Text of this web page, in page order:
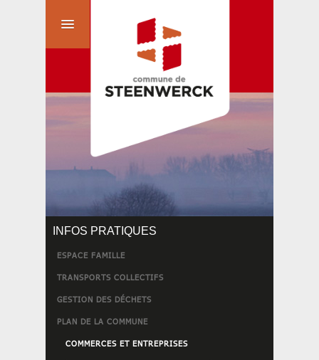
INFOS PRATIQUES
ESPACE FAMILLE
TRANSPORTS COLLECTIFS
GESTION DES DÉCHETS
PLAN DE LA COMMUNE
COMMERCES ET ENTREPRISES